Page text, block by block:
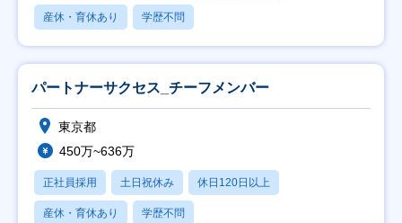
産休・育休あり 学歴不問
パートナーサクセス_チーフメンバー
東京都
450万~636万
正社員採用 土日祝休み 休日120日以上
産休・育休あり 学歴不問